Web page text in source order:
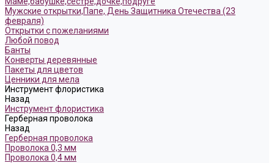
Мужские открытки,Папе, День Защитника Отечества (23
февраля)
Открытки с пожеланиями
Любой повод
Банты
Конверты деревянные
Пакеты для цветов
Ценники для мела
Инструмент флористика
Назад
Инструмент флористика
Герберная проволока
Назад
Герберная проволока
Проволока 0,3 мм
Проволока 0,4 мм